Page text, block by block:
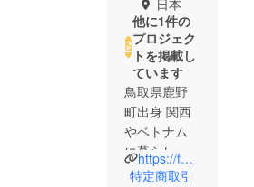
日本
他に1件の
プロジェク
トを掲載し
ています
鳥取県鹿野
町出身 関西
やベトナム
に暮らした
後
https://fuku-wakasa.com/
特定商取引